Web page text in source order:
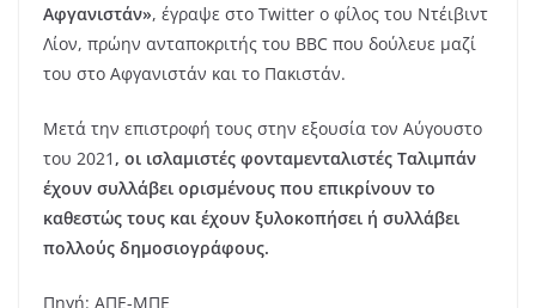
Αφγανιστάν», έγραψε στο Twitter ο φίλος του Ντέιβιντ
Λίον, πρώην ανταποκριτής του BBC που δούλευε μαζί
του στο Αφγανιστάν και το Πακιστάν.
Μετά την επιστροφή τους στην εξουσία τον Αύγουστο
του 2021 , οι ισλαμιστές φονταμενταλιστές Ταλιμπάν
έχουν συλλάβει ορισμένους που επικρίνουν το
καθεστώς τους και έχουν ξυλοκοπήσει ή συλλάβει
πολλούς δημοσιογράφους.
Πηγή: ΑΠΕ-ΜΠΕ